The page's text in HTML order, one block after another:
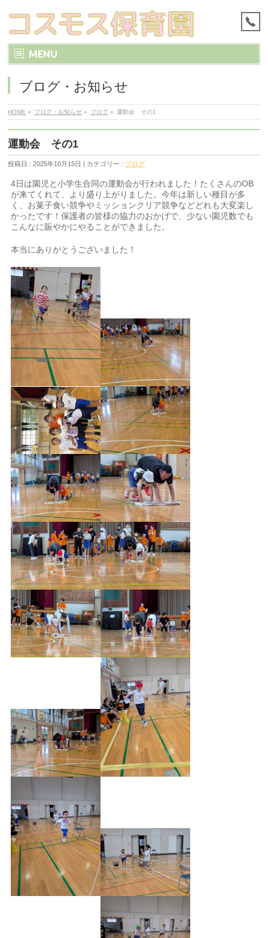
MENU
ブログ・お知らせ
HOME » ブログ・お知らせ » ブログ » 運動会 その1
運動会 その1
投稿日 : 2025年10月15日 | カテゴリー : ブログ
4日は園児と小学生合同の運動会が行われました！たくさんのOB
が来てくれて、より盛り上がりました。今年は新しい種目が多
く、お菓子食い競争やミッションクリア競争などどれも大変楽し
かったです！保護者の皆様の協力のおかげで、少ない園児数でも
こんなに賑やかにやることができました。
本当にありがとうございました！